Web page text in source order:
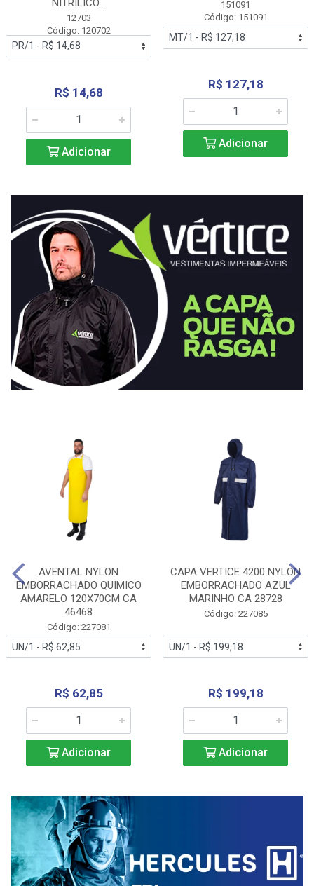
NITRÍLICO...
12703
Código: 120702
R$ 14,68
Adicionar
151091
Código: 151091
R$ 127,18
Adicionar
AVENTAL NYLON
EMBORRACHADO QUIMICO
AMARELO 120X70CM CA
46468
Código: 227081
R$ 62,85
Adicionar
CAPA VERTICE 4200 NYLON
EMBORRACHADO AZUL
MARINHO CA 28728
Código: 227085
R$ 199,18
Adicionar